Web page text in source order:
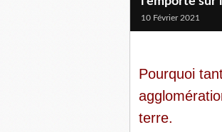
10 Février 2021
Pourquoi
terre.